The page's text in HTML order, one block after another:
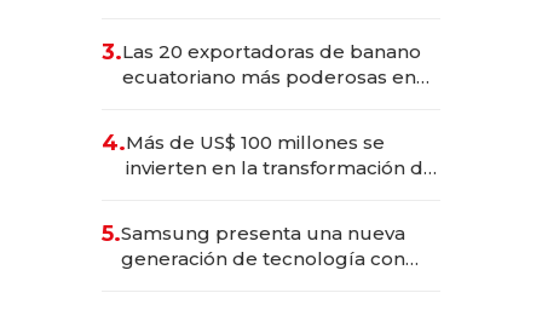
3.Las 20 exportadoras de banano
ecuatoriano más poderosas en
4.Más de US$ 100 millones se
invierten en la transformación de
5.Samsung presenta una nueva
generación de tecnología con